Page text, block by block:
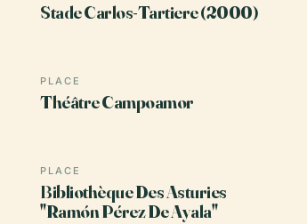
Stade Carlos-Tartiere (2000)
PLACE
Théâtre Campoamor
PLACE
Bibliothèque Des Asturies
"Ramón Pérez De Ayala"